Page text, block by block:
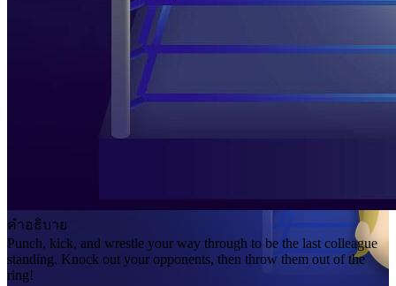
คำอธิบาย
Punch, kick, and wrestle your way through to be the last colleague
standing. Knock out your opponents, then throw them out of the
ring!